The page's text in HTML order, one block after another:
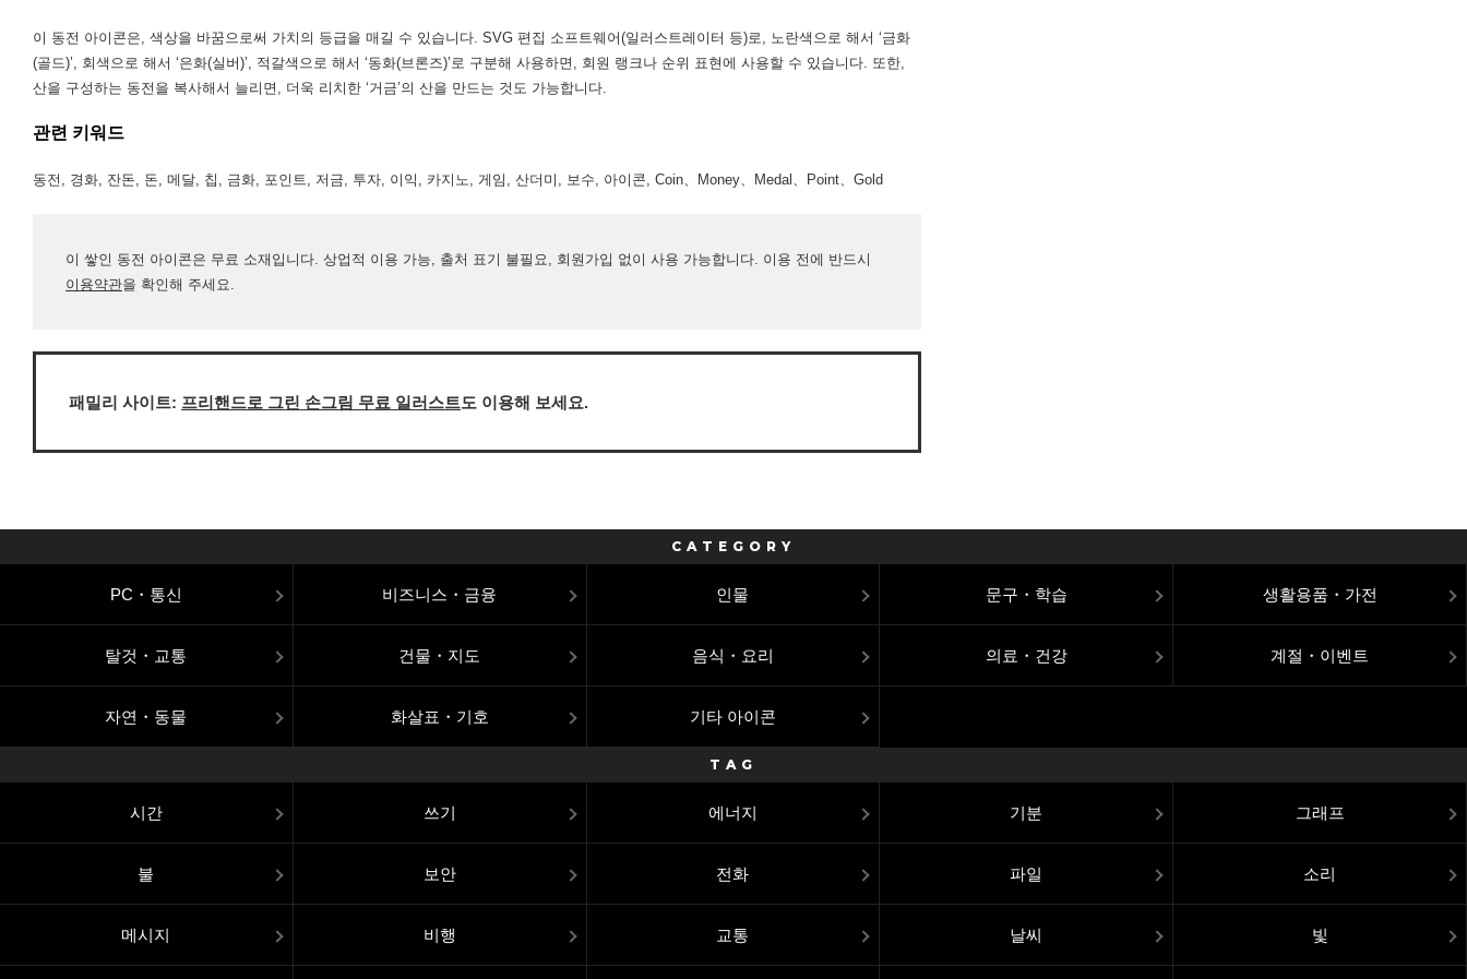
이 동전 아이콘은, 색상을 바꿈으로써 가치의 등급을 매길 수 있습니다. SVG 편집 소프트웨어(일러스트레이터 등)로, 노란색으로 해서 ‘금화
(골드)’, 회색으로 해서 ‘은화(실버)’, 적갈색으로 해서 ‘동화(브론즈)’로 구분해 사용하면, 회원 랭크나 순위 표현에 사용할 수 있습니다. 또한,
산을 구성하는 동전을 복사해서 늘리면, 더욱 리치한 ‘거금’의 산을 만드는 것도 가능합니다.
관련 키워드
동전, 경화, 잔돈, 돈, 메달, 칩, 금화, 포인트, 저금, 투자, 이익, 카지노, 게임, 산더미, 보수, 아이콘, Coin、Money、Medal、Point、Gold
이 쌓인 동전 아이콘은 무료 소재입니다. 상업적 이용 가능, 출처 표기 불필요, 회원가입 없이 사용 가능합니다. 이용 전에 반드시
이용약관을 확인해 주세요.
패밀리 사이트: 프리핸드로 그린 손그림 무료 일러스트도 이용해 보세요.
CATEGORY
PC・통신 비즈니스・금융 인물 문구・학습 생활용품・가전
탈것・교통 건물・지도 음식・요리 의료・건강 계절・이벤트
자연・동물 화살표・기호 기타 아이콘
TAG
시간 쓰기 에너지 기분 그래프
불 보안 전화 파일 소리
메시지 비행 교통 날씨 빛